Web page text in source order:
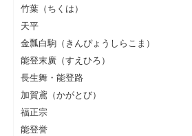
竹葉（ちくは）
天平
金瓢白駒（きんぴょうしらこま）
能登末廣（すえひろ）
長生舞・能登路
加賀鳶（かがとび）
福正宗
能登誉